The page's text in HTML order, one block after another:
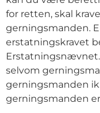
for retten, skal
gerningsmanden.
erstatningskravet
selvom
gerningsmanden
gerningsmanden